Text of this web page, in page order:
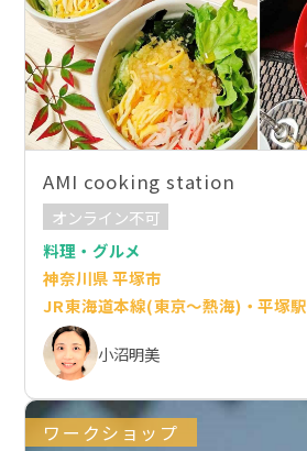
AMI cooking station
オンライン不可
料理・グルメ
神奈川県 平塚市
JR東海道本線(東京～熱海)・平塚駅
小沼明美
ワークショップ